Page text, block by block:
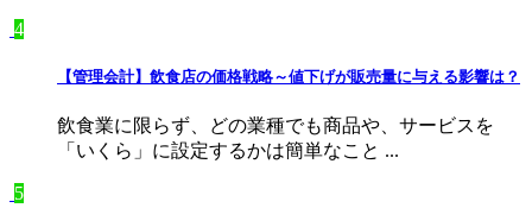
4
【管理会計】飲食店の価格戦略～値下げが販売量に与える影響は？
飲食業に限らず、どの業種でも商品や、サービスを
「いくら」に設定するかは簡単なこと ...
5